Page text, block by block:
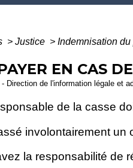
> Justice > Indemnisation
EN CAS
Direction de l'information légale et
de la casse
involontairement
la responsabilité de